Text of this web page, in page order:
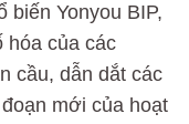
biến Yonyou BIP,
hóa của các
cầu, dẫn dắt các
mới của hoạt